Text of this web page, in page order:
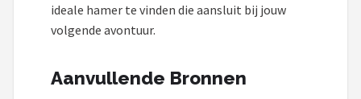
ideale hamer te vinden die aansluit bij jouw
volgende avontuur.
Aanvullende Bronnen